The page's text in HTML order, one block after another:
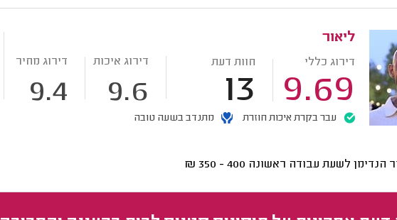
ליאור
דירוג כללי
9.69
חוות דעת
13
דירוג איכות
9.6
דירוג מחיר
9.4
עבר בקרת איכות חוזרת מתנדב בשעה טובה
הנדימן לשעת עבודה ראשונה 400 - 350
₪